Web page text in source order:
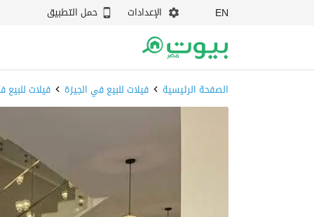
EN الإعدادات حمل التطبيق
الصفحة الرئيسية فيلات للبيع في الجيزة فيلات للبيع